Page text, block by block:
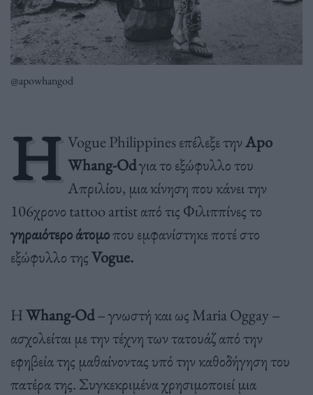
@apowhangod
Η Vogue Philippines επέλεξε τηνApo
Whang-Odγια το εξώφυλλο του
Απριλίου, μια κίνηση που κάνει την
106χρονο tattoo artist από τις Φιλιππίνες το
γηραιότερο άτομοπου εμφανίστηκε ποτέ στο
εξώφυλλο τηςVogue.
ΗWhang-Od– γνωστή και ως Maria Oggay –
ασχολείται με την τέχνη των τατουάζ από την
εφηβεία της μαθαίνοντας υπό την καθοδήγηση του
πατέρα της. Συγκεκριμένα χρησιμοποιεί μια